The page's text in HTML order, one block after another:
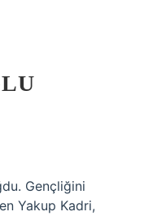
Gençliğini
Yakup Kadri,